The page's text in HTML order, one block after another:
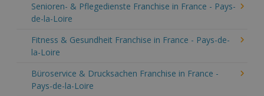
Senioren- & Pflegedienste Franchise in France - Pays-
de-la-Loire
Fitness & Gesundheit Franchise in France - Pays-de-
la-Loire
Büroservice & Drucksachen Franchise in France -
Pays-de-la-Loire